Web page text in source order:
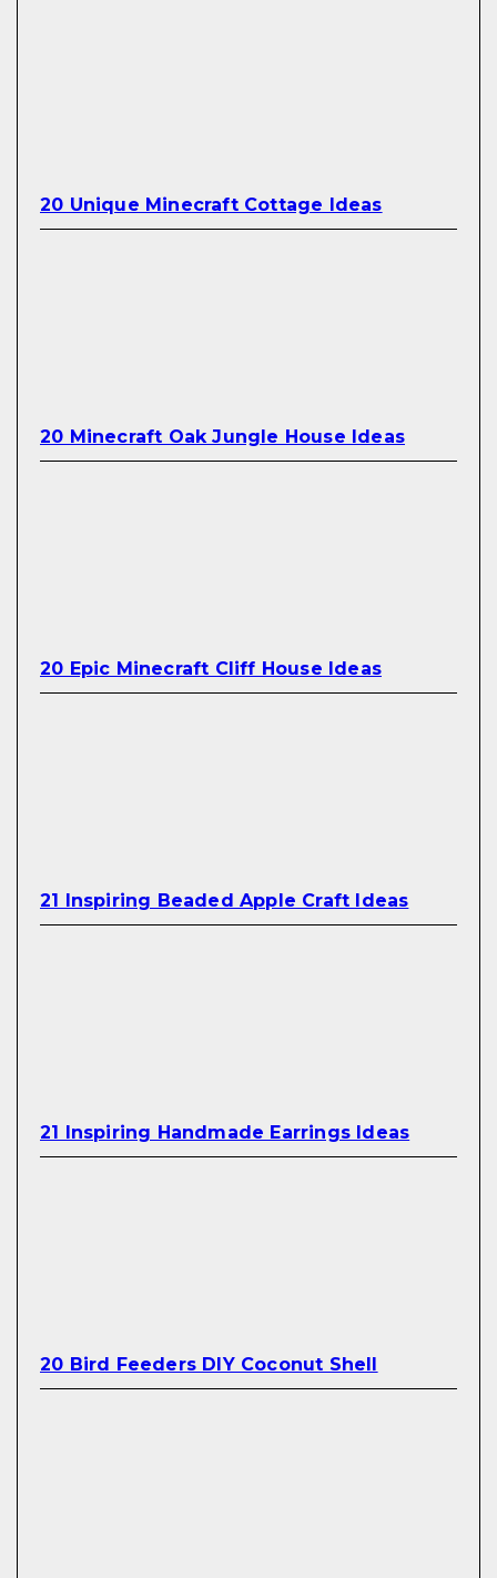
20 Unique Minecraft Cottage Ideas
20 Minecraft Oak Jungle House Ideas
20 Epic Minecraft Cliff House Ideas
21 Inspiring Beaded Apple Craft Ideas
21 Inspiring Handmade Earrings Ideas
20 Bird Feeders DIY Coconut Shell